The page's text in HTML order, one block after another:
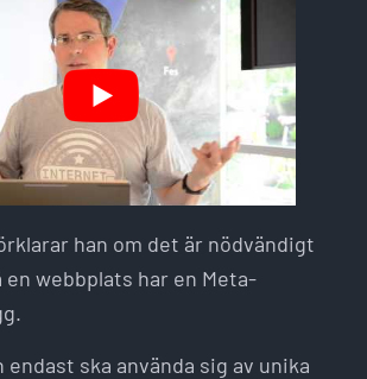
han om det är nödvändigt
en webbplats har en Meta-
endast ska använda sig av unika